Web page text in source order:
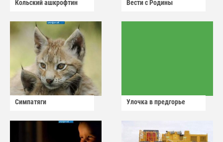
Кольский ашкрофтин Вести с Родины
Симпатяги Улочка в предгорье